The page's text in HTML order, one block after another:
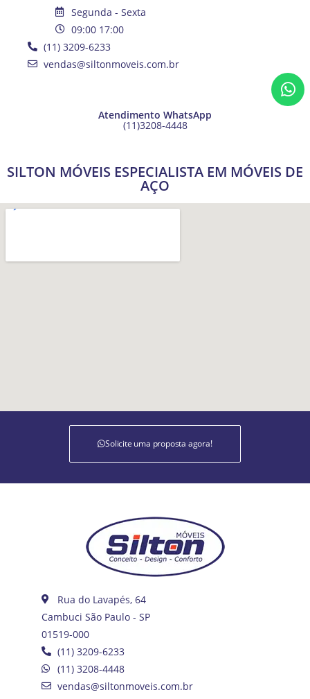
Segunda - Sexta
09:00 17:00
(11) 3209-6233
vendas@siltonmoveis.com.br
Atendimento WhatsApp
(11)3208-4448
SILTON MÓVEIS ESPECIALISTA EM MÓVEIS DE
AÇO
Solicite uma proposta agora!
Rua do Lavapés, 64
Cambuci São Paulo - SP
01519-000
(11) 3209-6233
(11) 3208-4448
vendas@siltonmoveis.com.br